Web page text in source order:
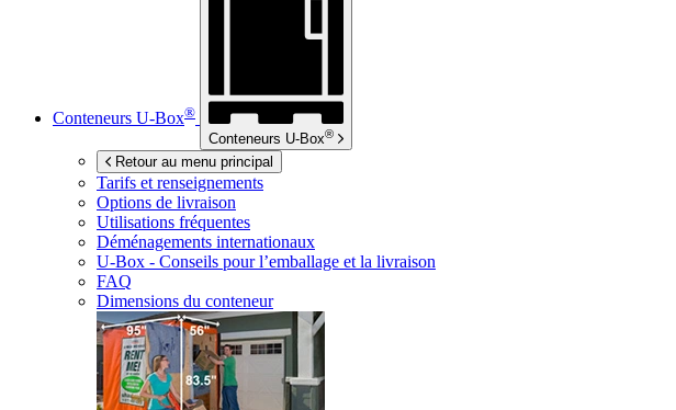
Conteneurs U-Box®
Conteneurs U-Box®
Retour au menu principal
Tarifs et renseignements
Options de livraison
Utilisations fréquentes
Déménagements internationaux
U-Box - Conseils pour l’emballage et la livraison
FAQ
Dimensions du conteneur